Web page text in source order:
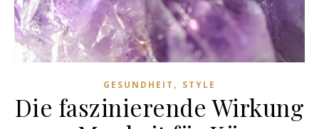
GESUNDHEIT , STYLE
Die faszinierende Wirkung